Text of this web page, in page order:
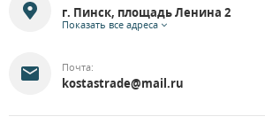
г. Пинск, площадь Ленина 2
Показать все адреса
Почта:
kostastrade@mail.ru